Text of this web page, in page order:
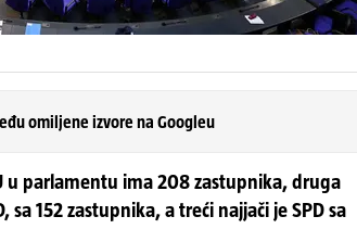
omiljene izvore na Googleu
u parlamentu ima 208 zastupnika, druga
152 zastupnika, a treći najjači je SPD sa